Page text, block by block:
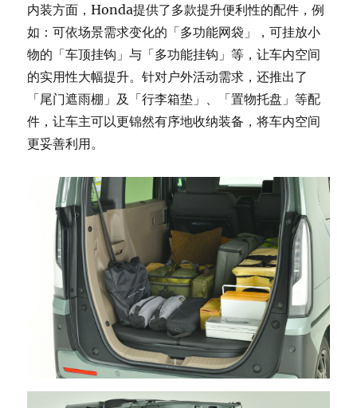
内装方面，Honda提供了多款提升便利性的配件，例
如：可依场景需求变化的「多功能网袋」，可挂放小
物的「车顶挂钩」与「多功能挂钩」等，让车内空间
的实用性大幅提升。针对户外活动需求，还推出了
「尾门遮雨棚」及「行李箱垫」、「置物托盘」等配
件，让车主可以更锦然有序地收纳装备，将车内空间
更妥善利用。